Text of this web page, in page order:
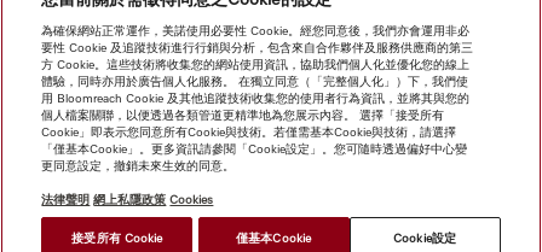
為確保網站正常運作，美諾使用必要性 Cookie。經您同意後，我們亦會運用非必
要性 Cookie 及追蹤技術進行行銷與分析，包含來自合作夥伴及服務供應商的第三
方 Cookie。這些技術將收集您的網站使用資訊，協助我們個人化並優化您的線上
體驗，同時亦用於廣告個人化服務。 在獨立同意（「完整個人化」）下，我們使
用 Bloomreach Cookie 及其他追蹤技術收集您的使用者行為資訊，並將其與您的
個人檔案關聯，以便透過各類管道更精準地為您展示內容。 選擇「接受所有
Cookie」即表示您同意所有Cookie與技術。若僅需基本Cookie與技術，請選擇
「僅基本Cookie」。更多資訊請參閱「Cookie設定」。您可隨時透過偏好中心變
更同意設定，撤銷未來生效的同意。
法律聲明 網上私隱政策 Cookies
接受所有 Cookie 僅基本Cookie Cookie設定